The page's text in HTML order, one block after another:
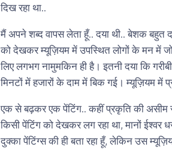
दिख रहा था..
मैं अपने शब्द वापस लेता हूँ.. दया थी.. बेशक बहुत
को देखकर म्यूज़ियम में उपस्थित लोगों के मन में जो
लिए लगभग नामुमकिन ही है। इतनी दया कि
मिनटों में हजारों के दाम में बिक गई। म्यूज़ियम में
एक से बढ़कर एक पेंटिंग.. कहीं प्रकृति की असीम
किसी पेंटिंग को देखकर लग रहा था, मानों ईश्वर
दुक्का पेंटिंग्स की ही बता रहा हूँ, लेकिन उस